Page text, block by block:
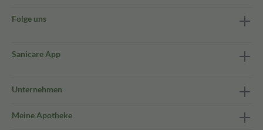
Folge uns
Sanicare App
Unternehmen
Meine Apotheke